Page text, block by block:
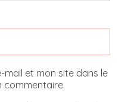
mail et mon site dans le
commentaire.